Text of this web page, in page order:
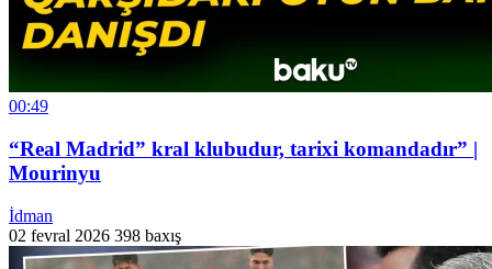
00:49
“Real Madrid” kral klubudur, tarixi komandadır” |
Mourinyu
İdman
02 fevral 2026 398 baxış